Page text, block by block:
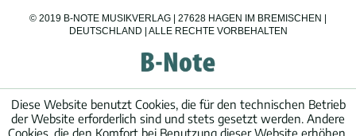
© 2019 B-NOTE MUSIKVERLAG | 27628 HAGEN IM BREMISCHEN |
DEUTSCHLAND | ALLE RECHTE VORBEHALTEN
Diese Website benutzt Cookies, die für den technischen Betrieb
der Website erforderlich sind und stets gesetzt werden. Andere
Cookies, die den Komfort bei Benutzung dieser Website erhöhen,